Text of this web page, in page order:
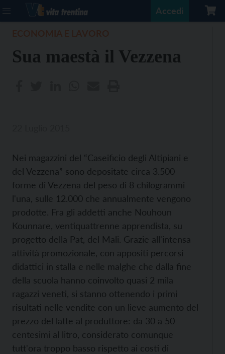
Accedi
Sua maestà il Vezzena
Nei magazzini del “Caseificio degli Altipiani e
del Vezzena” sono depositate circa 3.500
forme di Vezzena del peso di 8 chilogrammi
l'una, sulle 12.000 che annualmente vengono
prodotte. Fra gli addetti anche Nouhoun
Kounnare, ventiquattrenne apprendista, su
progetto della Pat, del Mali. Grazie all'intensa
attività promozionale, con appositi percorsi
didattici in stalla e nelle malghe che dalla fine
della scuola hanno coinvolto quasi 2 mila
ragazzi veneti, si stanno ottenendo i primi
risultati nelle vendite con un lieve aumento del
prezzo del latte al produttore: da 30 a 50
centesimi al litro, considerato comunque
tutt'ora troppo basso rispetto ai costi di